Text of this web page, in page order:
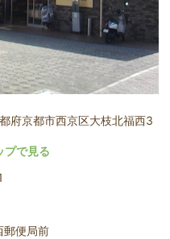
府京都市西京区大枝北福西3
プで見る
郵便局前